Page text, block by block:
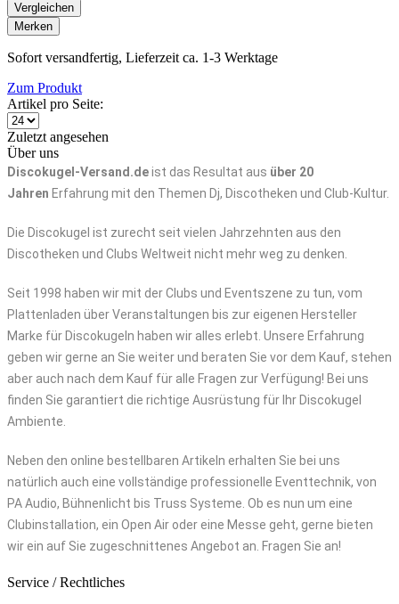
Vergleichen
Merken
Sofort versandfertig, Lieferzeit ca. 1-3 Werktage
Zum Produkt
Artikel pro Seite:
Zuletzt angesehen
Über uns
Discokugel-Versand.deist das Resultat aus über 20
Jahren Erfahrung mit den Themen Dj, Discotheken und Club-Kultur.
Die Discokugel ist zurecht seit vielen Jahrzehnten aus den
Discotheken und Clubs Weltweit nicht mehr weg zu denken.
Seit 1998 haben wir mit der Clubs und Eventszene zu tun, vom
Plattenladen über Veranstaltungen bis zur eigenen Hersteller
Marke für Discokugeln haben wir alles erlebt. Unsere Erfahrung
geben wir gerne an Sie weiter und beraten Sie vor dem Kauf, stehen
aber auch nach dem Kauf für alle Fragen zur Verfügung! Bei uns
finden Sie garantiert die richtige Ausrüstung für Ihr Discokugel
Ambiente.
Neben den online bestellbaren Artikeln erhalten Sie bei uns
natürlich auch eine vollständige professionelle Eventtechnik, von
PA Audio, Bühnenlicht bis Truss Systeme. Ob es nun um eine
Clubinstallation, ein Open Air oder eine Messe geht, gerne bieten
wir ein auf Sie zugeschnittenes Angebot an. Fragen Sie an!
Service / Rechtliches